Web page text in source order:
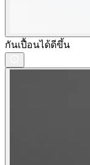
กันเปื้อนได้ดีขึ้น